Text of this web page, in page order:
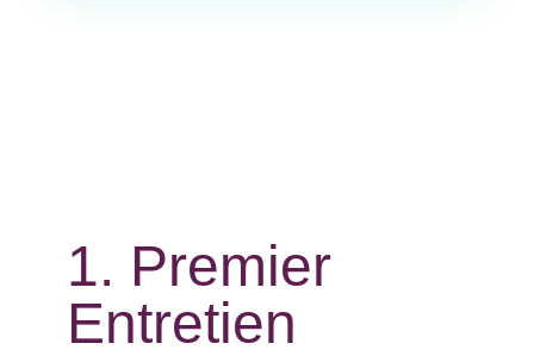
1. Premier
Entretien